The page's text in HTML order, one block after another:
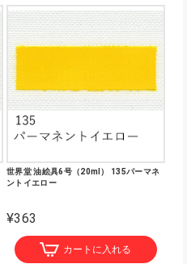
世界堂 油絵具6号（20ml） 135パーマネ
ントイエロー
¥363
カートに入れる